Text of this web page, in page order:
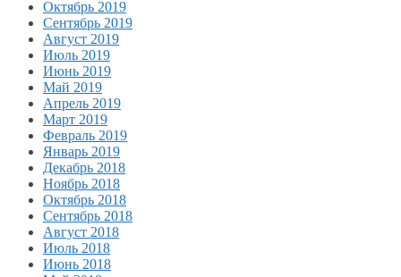
Октябрь 2019
Сентябрь 2019
Август 2019
Июль 2019
Июнь 2019
Май 2019
Апрель 2019
Март 2019
Февраль 2019
Январь 2019
Декабрь 2018
Ноябрь 2018
Октябрь 2018
Сентябрь 2018
Август 2018
Июль 2018
Июнь 2018